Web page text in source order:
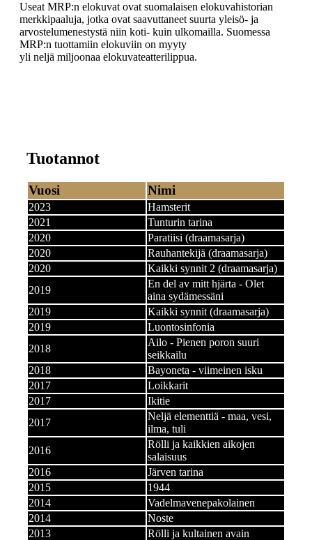
Useat MRP:n elokuvat ovat suomalaisen elokuvahistorian
merkkipaaluja, jotka ovat saavuttaneet suurta yleisö- ja
arvostelumenestystä niin koti- kuin ulkomailla. Suomessa
MRP:n tuottamiin elokuviin on myyty
yli neljä miljoonaa elokuvateatterilippua.
Tuotannot
Vuosi Nimi
2023
Hamsterit
2021
Tunturin tarina
2020
Paratiisi (draamasarja)
2020
Rauhantekijä (draamasarja)
2020
Kaikki synnit 2 (draamasarja)
2019
En del av mitt hjärta - Olet
aina sydämessäni
2019
Kaikki synnit (draamasarja)
2019
Luontosinfonia
2018
Ailo - Pienen poron suuri
seikkailu
2018
Bayoneta - viimeinen isku
2017
Loikkarit
2017
Ikitie
2017
Neljä elementtiä - maa, vesi,
ilma, tuli
2016
Rölli ja kaikkien aikojen
salaisuus
2016
Järven tarina
2015
1944
2014
Vadelmavenepakolainen
2014
Noste
2013
Rölli ja kultainen avain